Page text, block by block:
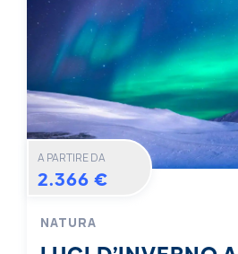
A PARTIRE DA
2.366 €
NATURA